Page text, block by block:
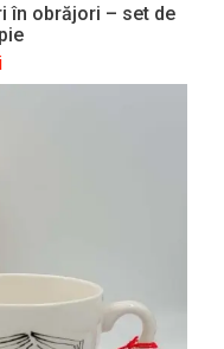
în obrăjori – set de